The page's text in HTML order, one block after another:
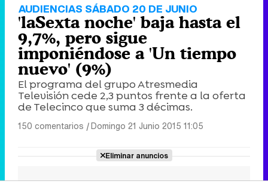
AUDIENCIAS SÁBADO 20 DE JUNIO
'laSexta noche' baja hasta el
9,7%, pero sigue
imponiéndose a 'Un tiempo
nuevo' (9%)
El programa del grupo Atresmedia
Televisión cede 2,3 puntos frente a la oferta
de Telecinco que suma 3 décimas.
150 comentarios |Domingo 21 Junio 2015 11:05
Eliminar anuncios